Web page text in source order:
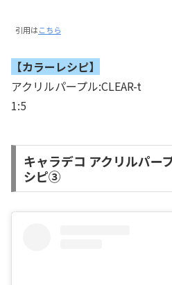
引用はこちら
【カラーレシピ】
アクリルパープル:CLEAR-t
1:5
キャラデコ アクリルパー
シピ③